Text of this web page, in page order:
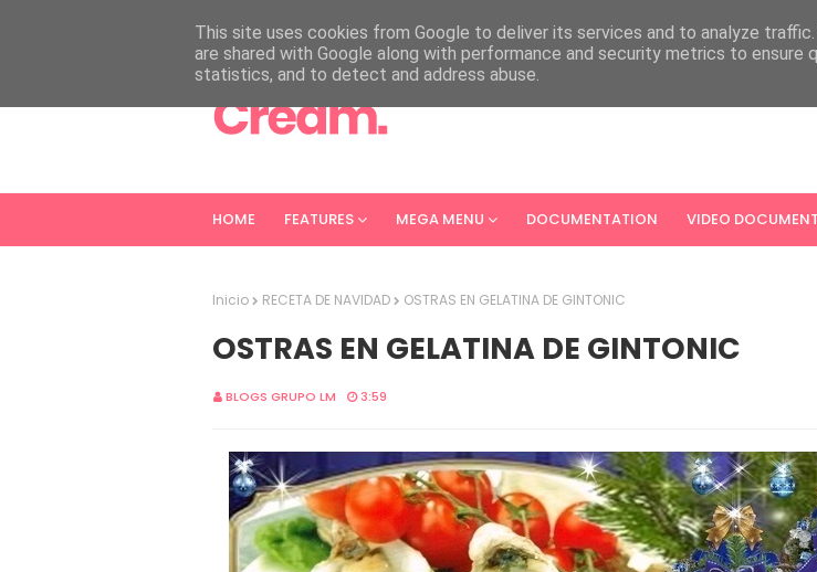
HOME FEATURES MEGA MENU DOCUMENTATION VIDEO
Inicio RECETA DE NAVIDAD OSTRAS EN GELATINA DE GINTONIC
OSTRAS EN GELATINA DE GINTONIC
BLOGS GRUPO LM 3:59
This site uses cookies from Google to deliver its services and to analyze
are shared with Google along with performance and security metrics to ensure
statistics, and to detect and address abuse.